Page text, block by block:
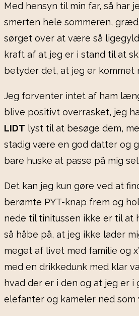
Med hensyn til min far, så har
smerten hele sommeren,
sørget over at være så
kraft af at jeg er i stand til at
betyder det, at jeg er kommet
Jeg forventer intet af ham
blive positivt overrasket, jeg
LIDT lyst til at besøge dem,
stadig være en god datter og
bare huske at passe på mig
Det kan jeg kun gøre ved at
berømte PYT-knap frem og
nede til tinitussen ikke er til at
så håbe på, at jeg ikke lader
meget af livet med familie og
med en drikkedunk med klar
hvad der er i den og at jeg er i
elefanter og kameler ned som